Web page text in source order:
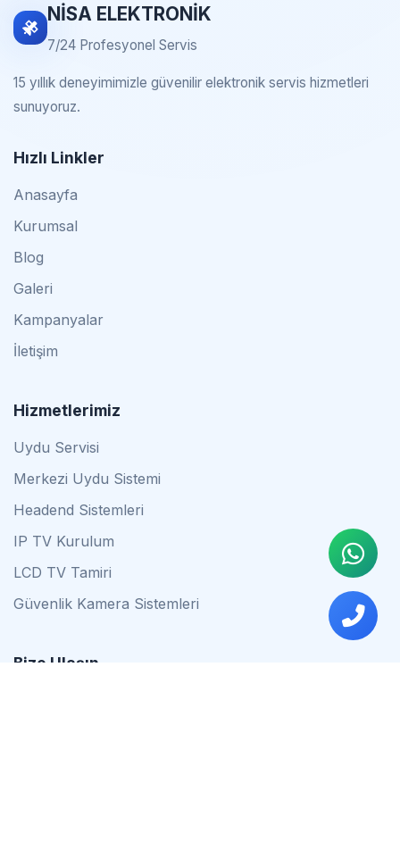
NİSA ELEKTRONİK
7/24 Profesyonel Servis
15 yıllık deneyimimizle güvenilir elektronik servis hizmetleri
sunuyoruz.
Hızlı Linkler
Anasayfa
Kurumsal
Blog
Galeri
Kampanyalar
İletişim
Hizmetlerimiz
Uydu Servisi
Merkezi Uydu Sistemi
Headend Sistemleri
IP TV Kurulum
LCD TV Tamiri
Güvenlik Kamera Sistemleri
Bize Ulaşın